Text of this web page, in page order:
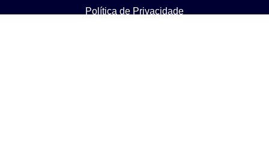
Política de Privacidade